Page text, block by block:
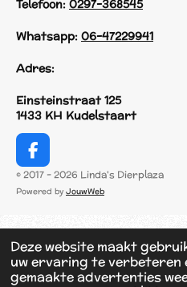
Deze website maakt
uw ervaring te verbeteren
gemaakte advertenties
Telefoon: 0297-368545
Whatsapp: 06-47229941
Adres:
Einsteinstraat 125
1433 KH Kudelstaart
F
a
c
o
o
k
© 2017 - 2026 Linda's Dierplaza
Powered by JouwWeb